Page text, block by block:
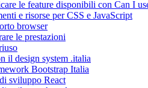
le feature disponibili con Can I
e risorse per CSS e JavaScript
browser
le prestazioni
il design system .italia
Bootstrap Italia
sviluppo React